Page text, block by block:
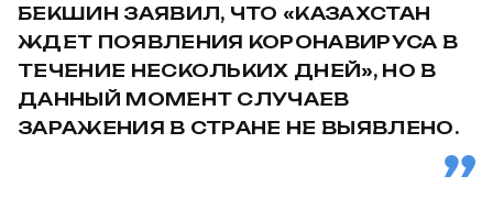
БЕКШИН ЗАЯВИЛ, ЧТО «КАЗАХСТАН
ЖДЕТ ПОЯВЛЕНИЯ КОРОНАВИРУСА В
ТЕЧЕНИЕ НЕСКОЛЬКИХ ДНЕЙ», НО В
ДАННЫЙ МОМЕНТ СЛУЧАЕВ
ЗАРАЖЕНИЯ В СТРАНЕ НЕ ВЫЯВЛЕНО.